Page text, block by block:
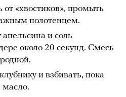
от «хвостиков», промыть
полотенцем.
и соль
около 20 секунд. Смесь
и взбивать, пока
масло.